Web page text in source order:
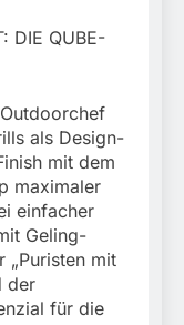
DIE QUBE-
als Design-
mit dem
maximaler
einfacher
Geling-
„Puristen mit
der
für die